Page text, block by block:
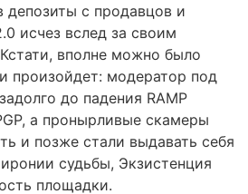
депозиты с продавцов и
исчез вслед за своим
вполне можно было
произойдет: модератор под
до падения RAMP
а пронырливые скамеры
и позже стали выдавать себя
судьбы, Экзистенция
площадки.